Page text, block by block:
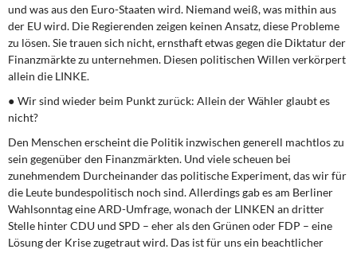
und was aus den Euro-Staaten wird. Niemand weiß, was mithin aus
der EU wird. Die Regierenden zeigen keinen Ansatz, diese Probleme
zu lösen. Sie trauen sich nicht, ernsthaft etwas gegen die Diktatur der
Finanzmärkte zu unternehmen. Diesen politischen Willen verkörpert
allein die LINKE.
● Wir sind wieder beim Punkt zurück: Allein der Wähler glaubt es
nicht?
Den Menschen erscheint die Politik inzwischen generell machtlos zu
sein gegenüber den Finanzmärkten. Und viele scheuen bei
zunehmendem Durcheinander das politische Experiment, das wir für
die Leute bundespolitisch noch sind. Allerdings gab es am Berliner
Wahlsonntag eine ARD-Umfrage, wonach der LINKEN an dritter
Stelle hinter CDU und SPD – eher als den Grünen oder FDP – eine
Lösung der Krise zugetraut wird. Das ist für uns ein beachtlicher